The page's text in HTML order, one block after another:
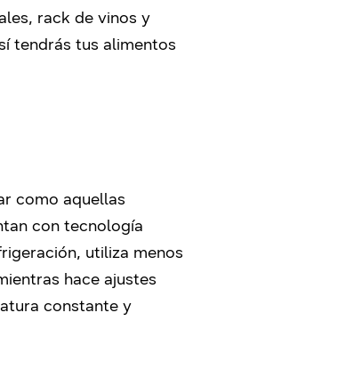
rack de vinos y
tendrás tus alimentos
como aquellas
con tecnología
utiliza menos
hace ajustes
constante y